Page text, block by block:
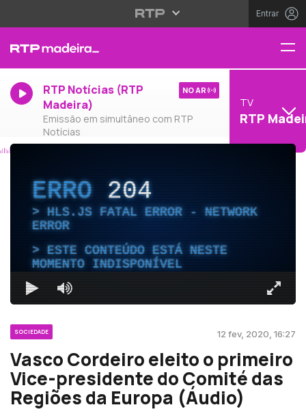
Entrar
RTP Notícias (RTP
Madeira)
Emissão em simultâneo com RTP
Notícias
NO AR
TV
RTP
ERRO204
HLS.JS FATAL ERROR - NETWORK
ERROR
ESTE CONTEÚDO ESTÁ NESTE
MOMENTO INDISPONÍVEL
SOCIEDADE 12 fev, 2020, 16:27
Vasco Cordeiro eleito o primeiro
Vice-presidente do Comité das
Regiões da Europa (Áudio)